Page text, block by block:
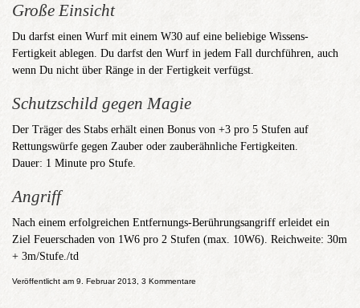
Große Einsicht
Du darfst einen Wurf mit einem W30 auf eine beliebige Wissens-
Fertigkeit ablegen. Du darfst den Wurf in jedem Fall durchführen, auch
wenn Du nicht über Ränge in der Fertigkeit verfügst.
Schutzschild gegen Magie
Der Träger des Stabs erhält einen Bonus von +3 pro 5 Stufen auf
Rettungswürfe gegen Zauber oder zauberähnliche Fertigkeiten.
Dauer: 1 Minute pro Stufe.
Angriff
Nach einem erfolgreichen Entfernungs-Berührungsangriff erleidet ein
Ziel Feuerschaden von 1W6 pro 2 Stufen (max. 10W6). Reichweite: 30m
+ 3m/Stufe./td
Veröffentlicht am 9. Februar 2013, 3 Kommentare